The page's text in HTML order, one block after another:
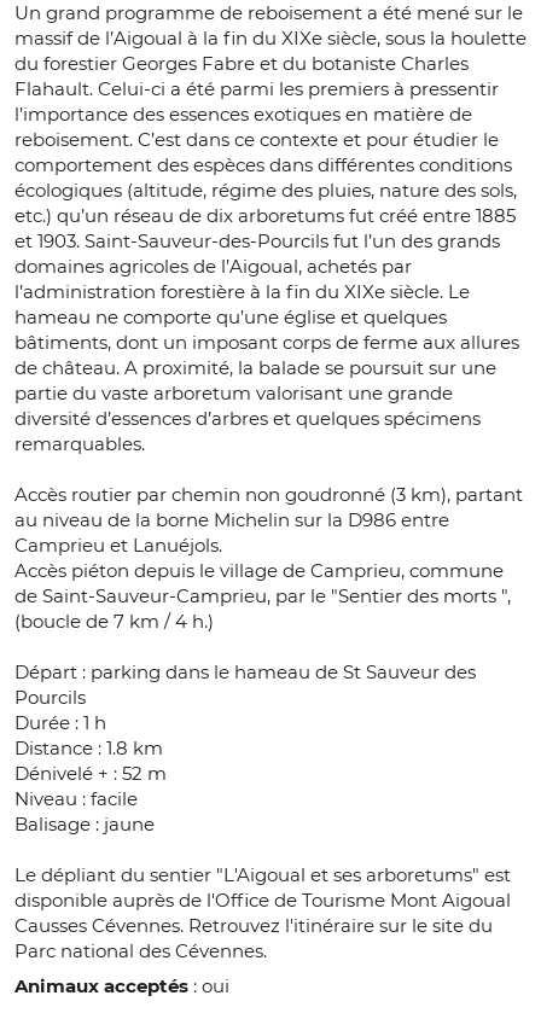
Un grand programme de reboisement a été mené sur le
massif de l’Aigoual à la fin du XIXe siècle, sous la houlette
du forestier Georges Fabre et du botaniste Charles
Flahault. Celui-ci a été parmi les premiers à pressentir
l’importance des essences exotiques en matière de
reboisement. C’est dans ce contexte et pour étudier le
comportement des espèces dans différentes conditions
écologiques (altitude, régime des pluies, nature des sols,
etc.) qu’un réseau de dix arboretums fut créé entre 1885
et 1903. Saint-Sauveur-des-Pourcils fut l’un des grands
domaines agricoles de l’Aigoual, achetés par
l’administration forestière à la fin du XIXe siècle. Le
hameau ne comporte qu’une église et quelques
bâtiments, dont un imposant corps de ferme aux allures
de château. A proximité, la balade se poursuit sur une
partie du vaste arboretum valorisant une grande
diversité d’essences d’arbres et quelques spécimens
remarquables.
Accès routier par chemin non goudronné (3 km), partant
au niveau de la borne Michelin sur la D986 entre
Camprieu et Lanuéjols.
Accès piéton depuis le village de Camprieu, commune
de Saint-Sauveur-Camprieu, par le "Sentier des morts ",
(boucle de 7 km / 4 h.)
Départ : parking dans le hameau de St Sauveur des
Pourcils
Durée : 1 h
Distance : 1.8 km
Dénivelé + : 52 m
Niveau : facile
Balisage : jaune
Le dépliant du sentier "L'Aigoual et ses arboretums" est
disponible auprès de l'Office de Tourisme Mont Aigoual
Causses Cévennes. Retrouvez l'itinéraire sur le site du
Parc national des Cévennes.
Animaux acceptés : oui